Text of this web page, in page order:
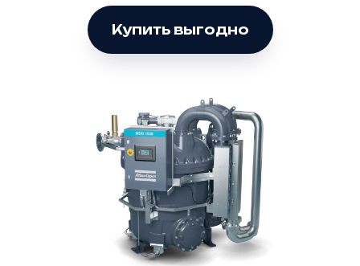
Купить выгодно